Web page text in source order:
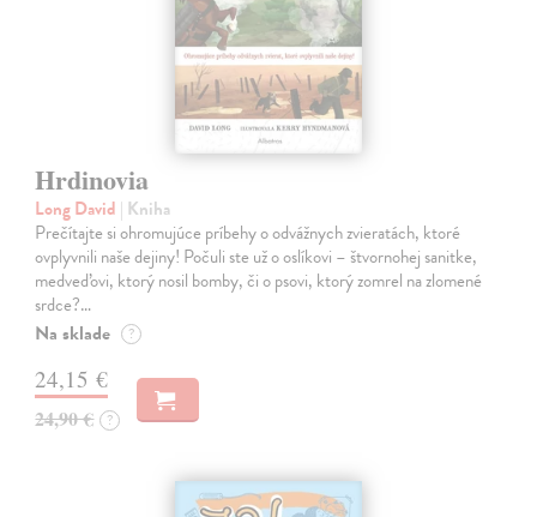
Hrdinovia
Long David | Kniha
Prečítajte si ohromujúce príbehy o odvážnych zvieratách, ktoré
ovplyvnili naše dejiny! Počuli ste už o oslíkovi – štvornohej sanitke,
medveďovi, ktorý nosil bomby, či o psovi, ktorý zomrel na zlomené
srdce?…
Na sklade ?
24,15 €
24,90 € ?